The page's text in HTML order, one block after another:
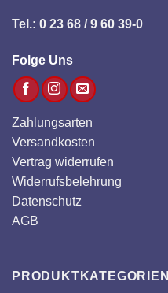
Tel.: 0 23 68 / 9 60 39-0
Folge Uns
Zahlungsarten
Versandkosten
Vertrag widerrufen
Widerrufsbelehrung
Datenschutz
AGB
PRODUKTKATEGORIEN